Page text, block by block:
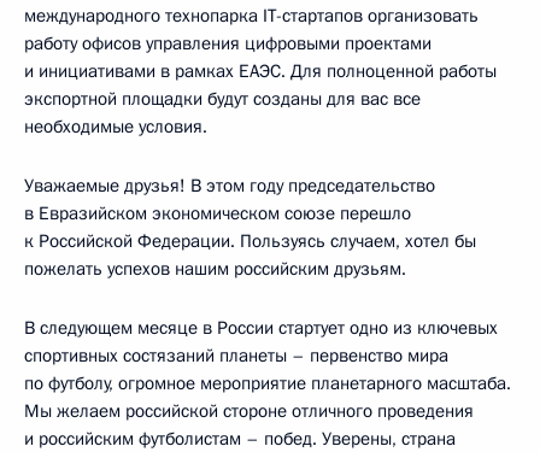
международного технопарка IT-стартапов организовать
работу офисов управления цифровыми проектами
и инициативами в рамках ЕАЭС. Для полноценной работы
экспортной площадки будут созданы для вас все
необходимые условия.
Уважаемые друзья! В этом году председательство
в Евразийском экономическом союзе перешло
к Российской Федерации. Пользуясь случаем, хотел бы
пожелать успехов нашим российским друзьям.
В следующем месяце в России стартует одно из ключевых
спортивных состязаний планеты – первенство мира
по футболу, огромное мероприятие планетарного масштаба.
Мы желаем российской стороне отличного проведения
и российским футболистам – побед. Уверены, страна